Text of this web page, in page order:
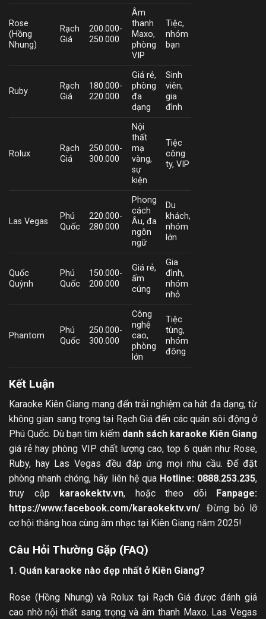
Rose
(Hồng
Nhung)
Rạch
Giá
200.000-
250.000
Âm
thanh
Maxo,
phòng
VIP
Tiệc,
nhóm
bạn
Ruby
Rạch
Giá
180.000-
220.000
Giá rẻ,
phòng
đa
dạng
Sinh
viên,
gia
đình
Rolux
Rạch
Giá
250.000-
300.000
Nội
thất
mạ
vàng,
sự
kiện
Tiệc
công
ty, VIP
Las Vegas
Phú
Quốc
220.000-
280.000
Phong
cách
Âu, đa
ngôn
ngữ
Du
khách,
nhóm
lớn
Quốc
Quỳnh
Phú
Quốc
150.000-
200.000
Giá rẻ,
ấm
cúng
Gia
đình,
nhóm
nhỏ
Phantom
Phú
Quốc
250.000-
300.000
Công
nghệ
cao,
phòng
lớn
Tiệc
tùng,
nhóm
đông
Kết Luận
Karaoke Kiên Giang mang đến trải nghiệm ca hát đa dạng, từ
không gian sang trọng tại Rạch Giá đến các quán sôi động ở
Phú Quốc. Dù bạn tìm kiếm danh sách karaoke Kiên Giang
giá rẻ hay phòng VIP chất lượng cao, top 6 quán như Rose,
Ruby, hay Las Vegas đều đáp ứng mọi nhu cầu. Để đặt
phòng nhanh chóng, hãy liên hệ qua Hotline: 0888.253.235,
truy cập
karaokektv.vn, hoặc theo dõi
Fanpage:
https://www.facebook.com/karaokektv.vn/. Đừng bỏ lỡ
cơ hội thăng hoa cùng âm nhạc tại Kiên Giang năm 2025!
Câu Hỏi Thường Gặp (FAQ)
1. Quán karaoke nào đẹp nhất ở Kiên Giang?
Rose (Hồng Nhung) và Rolux tại Rạch Giá được đánh giá
cao nhờ nội thất sang trọng và âm thanh Maxo. Las Vegas